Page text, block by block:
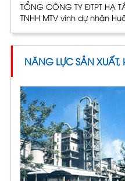
TỔNG CÔNG TY ĐTPT HẠ
TNHH MTV vinh dự nhận
NĂNG LỰC SẢN